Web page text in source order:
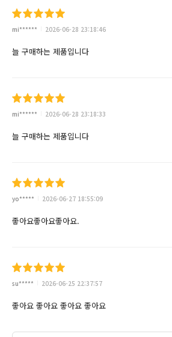
mi****** 2026-06-28 23:18:46
늘 구매하는 제품입니다
mi****** 2026-06-28 23:18:33
늘 구매하는 제품입니다
yo***** 2026-06-27 18:55:09
좋아요좋아요좋아요.
su***** 2026-06-25 22:37:57
좋아요 좋아요 좋아요 좋아요